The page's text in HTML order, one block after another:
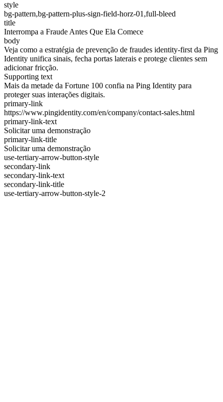
style
bg-pattern,bg-pattern-plus-sign-field-horz-01,full-bleed
title
Interrompa a Fraude Antes Que Ela Comece
body
Veja como a estratégia de prevenção de fraudes identity-first da Ping
Identity unifica sinais, fecha portas laterais e protege clientes sem
adicionar fricção.
Supporting text
Mais da metade da Fortune 100 confia na Ping Identity para
proteger suas interações digitais.
primary-link
https://www.pingidentity.com/en/company/contact-sales.html
primary-link-text
Solicitar uma demonstração
primary-link-title
Solicitar uma demonstração
use-tertiary-arrow-button-style
secondary-link
secondary-link-text
secondary-link-title
use-tertiary-arrow-button-style-2